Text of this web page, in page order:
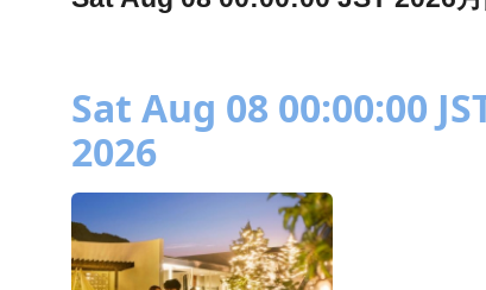
Sat Aug 08 00:00:00
2026